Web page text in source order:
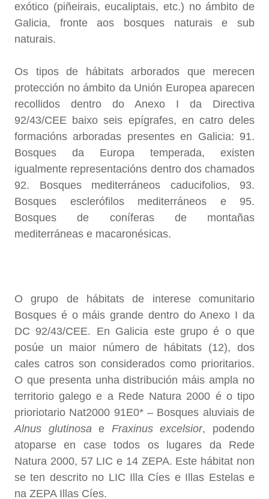
exótico (piñeirais, eucaliptais, etc.) no ámbito de
Galicia, fronte aos bosques naturais e sub
naturais.
Os tipos de hábitats arborados que merecen
protección no ámbito da Unión Europea aparecen
recollidos dentro do Anexo I da Directiva
92/43/CEE baixo seis epígrafes, en catro deles
formacións arboradas presentes en Galicia: 91.
Bosques da Europa temperada, existen
igualmente representacións dentro dos chamados
92. Bosques mediterráneos caducifolios, 93.
Bosques esclerófilos mediterráneos e 95.
Bosques de coníferas de montañas
mediterráneas e macaronésicas.
O grupo de hábitats de interese comunitario
Bosques é o máis grande dentro do Anexo I da
DC 92/43/CEE. En Galicia este grupo é o que
posúe un maior número de hábitats (12), dos
cales catros son considerados como prioritarios.
O que presenta unha distribución máis ampla no
territorio galego e a Rede Natura 2000 é o tipo
prioriotario Nat2000 91E0* – Bosques aluviais de
Alnus glutinosae Fraxinus excelsior, podendo
atoparse en case todos os lugares da Rede
Natura 2000, 57 LIC e 14 ZEPA. Este hábitat non
se ten descrito no LIC Illa Cíes e Illas Estelas e
na ZEPA Illas Cíes.